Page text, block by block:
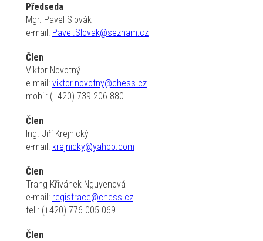
Předseda
Mgr. Pavel Slovák
e-mail: Pavel.Slovak@seznam.cz
Člen
Viktor Novotný
e-mail: viktor.novotny@chess.cz
mobil: (+420) 739 206 880
Člen
Ing. Jiří Krejnický
e-mail: krejnicky@yahoo.com
Člen
Trang Křivánek Nguyenová
e-mail: registrace@chess.cz
tel.: (+420) 776 005 069
Člen